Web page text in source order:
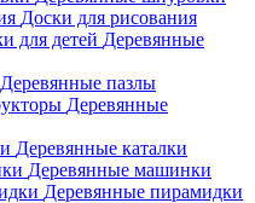
Доски для рисования
Деревянные
Деревянные пазлы
Деревянные
Деревянные каталки
Деревянные машинки
Деревянные пирамидки